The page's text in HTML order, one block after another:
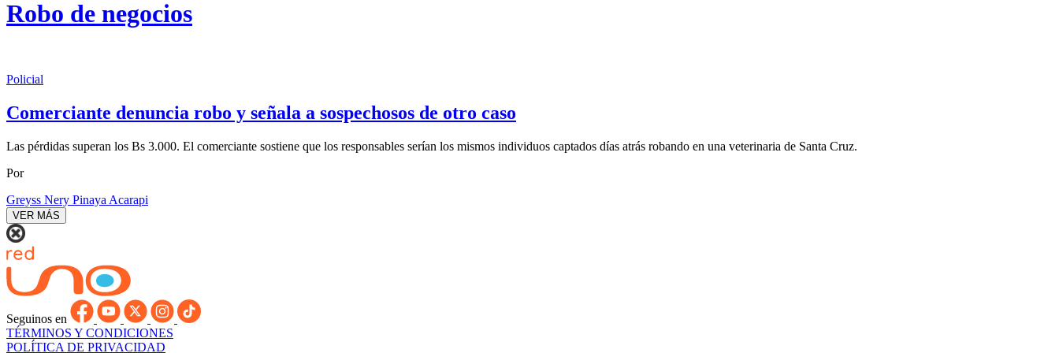
Robo de negocios
Policial
Comerciante denuncia robo y señala a sospechosos de otro caso
Las pérdidas superan los Bs 3.000. El comerciante sostiene que los responsables serían los mismos individuos captados días atrás robando en una veterinaria de Santa Cruz.
Por
Greyss Nery Pinaya Acarapi
VER MÁS
Seguinos en
TÉRMINOS Y CONDICIONES
POLÍTICA DE PRIVACIDAD